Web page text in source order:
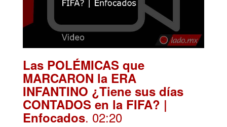
Las POLÉMICAS que
MARCARON la ERA
INFANTINO ¿Tiene sus días
CONTADOS en la FIFA? |
Enfocados. 02:20